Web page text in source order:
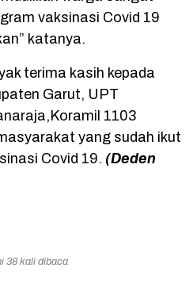
vaksinasi Covid 19
katanya.
terima kasih kepada
Garut, UPT
1103
yang sudah ikut
Covid 19. (Deden
38 kali dibaca